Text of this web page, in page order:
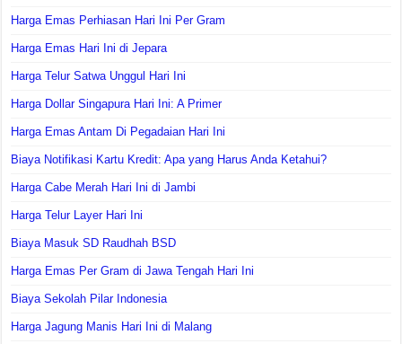
Harga Emas Perhiasan Hari Ini Per Gram
Harga Emas Hari Ini di Jepara
Harga Telur Satwa Unggul Hari Ini
Harga Dollar Singapura Hari Ini: A Primer
Harga Emas Antam Di Pegadaian Hari Ini
Biaya Notifikasi Kartu Kredit: Apa yang Harus Anda Ketahui?
Harga Cabe Merah Hari Ini di Jambi
Harga Telur Layer Hari Ini
Biaya Masuk SD Raudhah BSD
Harga Emas Per Gram di Jawa Tengah Hari Ini
Biaya Sekolah Pilar Indonesia
Harga Jagung Manis Hari Ini di Malang